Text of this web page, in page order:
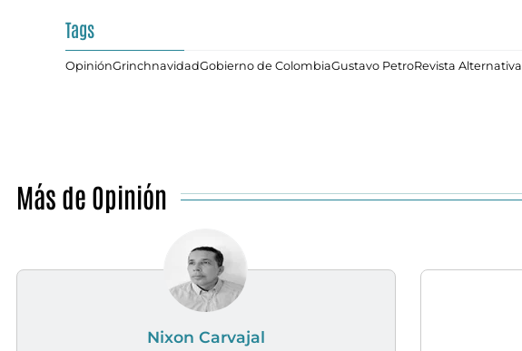
Tags
OpiniónGrinchnavidadGobierno de ColombiaGustavo PetroRevista Alternativa
Más de Opinión
Nixon Carvajal